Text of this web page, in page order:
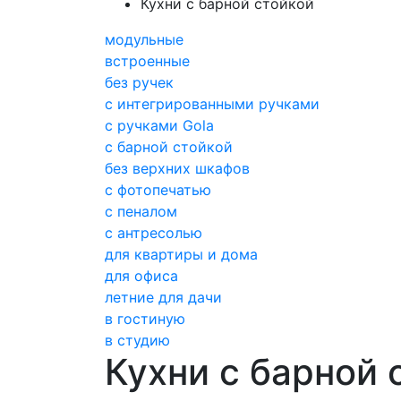
Кухни с барной стойкой
модульные
встроенные
без ручек
с интегрированными ручками
с ручками Gola
с барной стойкой
без верхних шкафов
с фотопечатью
с пеналом
с антресолью
для квартиры и дома
для офиса
летние для дачи
в гостиную
в студию
Кухни с барной